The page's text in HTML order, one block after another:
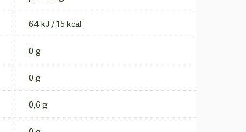
64 kJ / 15 kcal
0 g
0 g
0,6 g